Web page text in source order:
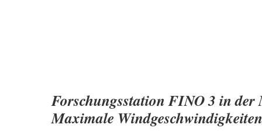
Forschungsstation FINO 3 in der
Maximale Windgeschwindigkeiten